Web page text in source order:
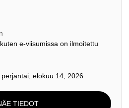
e-viisumissa on ilmoitettu
elokuu 14, 2026
TIEDOT